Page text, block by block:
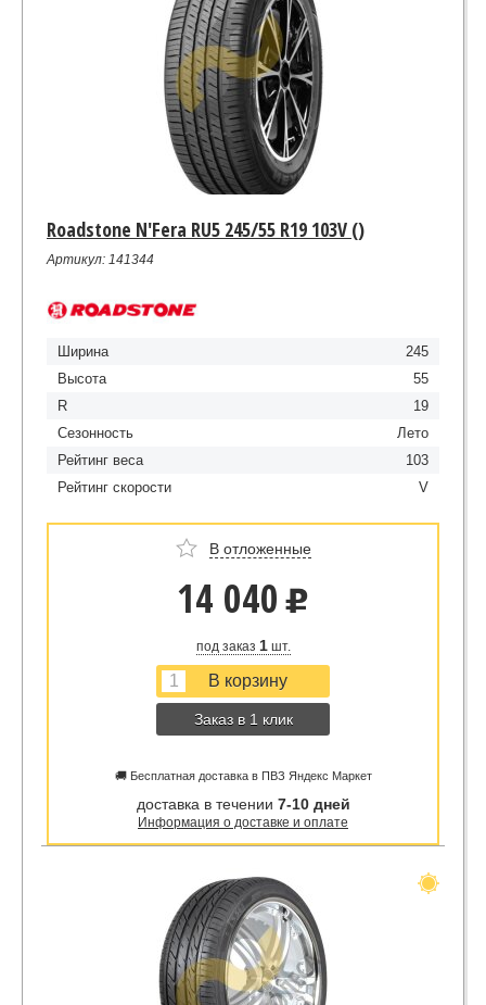
Roadstone N'Fera RU5 245/55 R19 103V ()
Артикул: 141344
Ширина
245
Высота
55
R
19
Сезонность
Лето
Рейтинг веса
103
Рейтинг скорости
V
В отложенные
14 040 u
под заказ 1шт.
Заказ в 1 клик
🚚 Бесплатная доставка в ПВЗ Яндекс Маркет
доставка в течении 7-10 дней
Информация о доставке и оплате